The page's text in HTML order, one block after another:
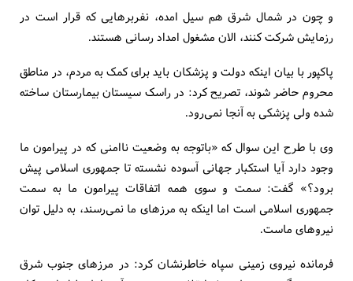
و چون در شمال شرق هم سیل امده، نفربرهایی که قرار است در
رزمایش شرکت کنند، الان مشغول امداد رسانی هستند.
پاکپور با بیان اینکه دولت و پزشکان باید برای کمک به مردم، در مناطق
محروم حاضر شوند، تصریح کرد: در راسک سیستان بیمارستان ساخته
شده ولی پزشکی به آنجا نمی‌رود.
وی با طرح این سوال که «باتوجه به وضعیت ناامنی که در پیرامون ما
وجود دارد آیا استکبار جهانی آسوده نشسته تا جمهوری اسلامی پیش
برود؟» گفت: سمت و سوی همه اتفاقات پیرامون ما به سمت
جمهوری اسلامی است اما اینکه به مرزهای ما نمی‌رسند، به دلیل توان
نیروهای ماست.
فرمانده نیروی زمینی سپاه خاطرنشان کرد: در مرزهای جنوب شرق